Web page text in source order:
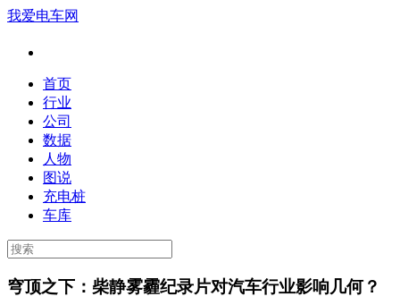
我爱电车网
首页
行业
公司
数据
人物
图说
充电桩
车库
穹顶之下：柴静雾霾纪录片对汽车行业影响几何？